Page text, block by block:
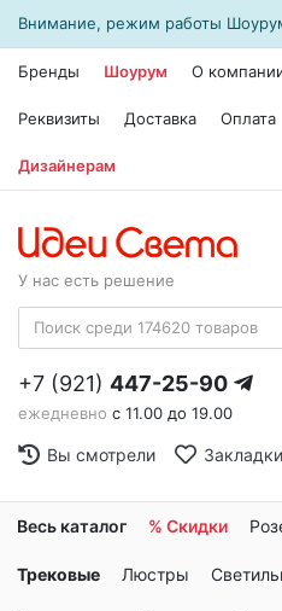
Внимание, режим работы
Бренды Шоурум О
Реквизиты Доставка Оплата
Дизайнерам
У нас есть решение
+7 (921) 447-25-90
ежедневно с 11.00 до 19.00
Вы смотрели Закладки
Весь каталог % Скидки
Трековые Люстры